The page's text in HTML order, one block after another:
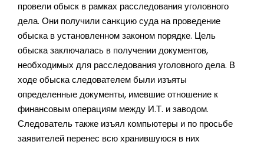
провели обыск в рамках расследования уголовного
дела. Они получили санкцию суда на проведение
обыска в установленном законом порядке. Цель
обыска заключалась в получении документов,
необходимых для расследования уголовного дела. В
ходе обыска следователем были изъяты
определенные документы, имевшие отношение к
финансовым операциям между И.Т. и заводом.
Следователь также изъял компьютеры и по просьбе
заявителей перенес всю хранившуюся в них